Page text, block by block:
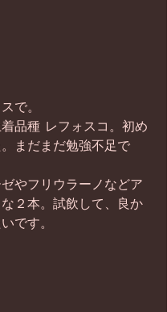
で。
品種 レフォスコ。初め
まだまだ勉強不足で
やフリウラーノなどア
２本。試飲して、良か
です。